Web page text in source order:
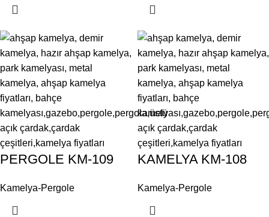
PERGOLE KM-109
Kamelya-Pergole
KAMELYA KM-108
Kamelya-Pergole